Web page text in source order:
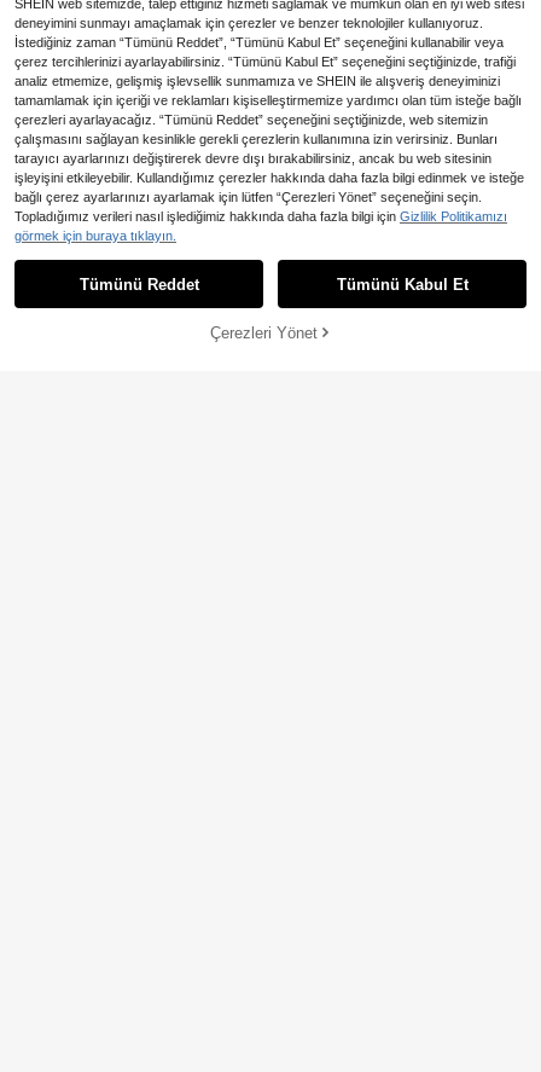
17
2 Parça Kadın Günlük Şık Kolsuz As
kılı Bluz ve Uzun Pantolon Takımı, Y
an Cepler ve Düğme Detaylı, Yazlık
39 kaldı
809 ,41TL -5% En Çok Satanlar Aveloria Modichic
alist Stil, Yakalı Kolsuz Blazer Üst, A
ça Pantolon, İşe Gidiş, Günlük, Ofis
1.370,78TL
SEPETE EKLE
SHEIN web sitemizde, talep ettiğiniz hizmeti sağlamak ve mümkün olan en iyi web sitesi
deneyimini sunmayı amaçlamak için çerezler ve benzer teknolojiler kullanıyoruz.
İstediğiniz zaman “Tümünü Reddet”, “Tümünü Kabul Et” seçeneğini kullanabilir veya
çerez tercihlerinizi ayarlayabilirsiniz. “Tümünü Kabul Et” seçeneğini seçtiğinizde, trafiği
analiz etmemize, gelişmiş işlevsellik sunmamıza ve SHEIN ile alışveriş deneyiminizi
tamamlamak için içeriği ve reklamları kişiselleştirmemize yardımcı olan tüm isteğe bağlı
çerezleri ayarlayacağız. “Tümünü Reddet” seçeneğini seçtiğinizde, web sitemizin
çalışmasını sağlayan kesinlikle gerekli çerezlerin kullanımına izin verirsiniz. Bunları
tarayıcı ayarlarınızı değiştirerek devre dışı bırakabilirsiniz, ancak bu web sitesinin
işleyişini etkileyebilir. Kullandığımız çerezler hakkında daha fazla bilgi edinmek ve isteğe
bağlı çerez ayarlarınızı ayarlamak için lütfen “Çerezleri Yönet” seçeneğini seçin.
Topladığımız verileri nasıl işlediğimiz hakkında daha fazla bilgi için Gizlilik Politikamızı
görmek için buraya tıklayın.
Tümünü Reddet Tümünü Kabul Et
Çerezleri Yönet